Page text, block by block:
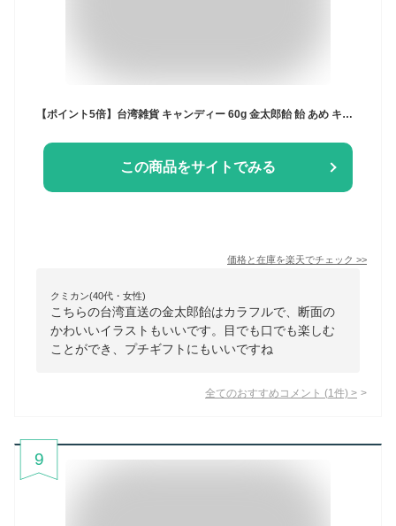
【ポイント5倍】台湾雑貨 キャンディー 60g 金太郎飴 飴 あめ キャンディ カラフル 駄菓子 お菓子 かわいい おしゃれ ギフト プレゼント まとめ買い 2袋 3袋 4袋 5袋 10袋 台湾 パパブブレ【Papabubble Taiwan】【台湾直送】【送料無料】
この商品をサイトでみる
価格と在庫を楽天でチェック >>
クミカン(40代・女性)
こちらの台湾直送の金太郎飴はカラフルで、断面の
かわいいイラストもいいです。目でも口でも楽しむ
ことができ、プチギフトにもいいですね
全てのおすすめコメント (1 件) >
9